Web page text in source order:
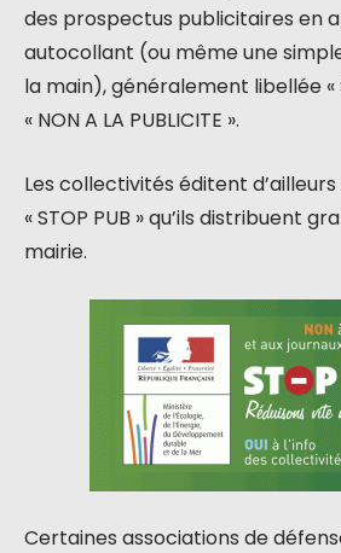
des prospectus publicitaires en
autocollant (ou même une
la main), généralement libellée «
« NON A LA PUBLICITE ».
Les collectivités éditent
« STOP PUB » qu’ils distribuent
mairie.
Certaines associations de